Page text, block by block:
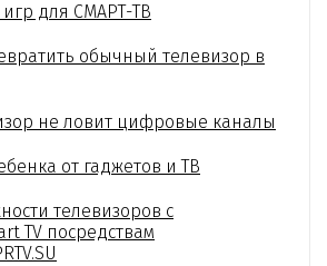
для СМАРТ-ТВ
обычный телевизор в
не ловит цифровые каналы
от гаджетов и ТВ
телевизоров с
TV посредствам